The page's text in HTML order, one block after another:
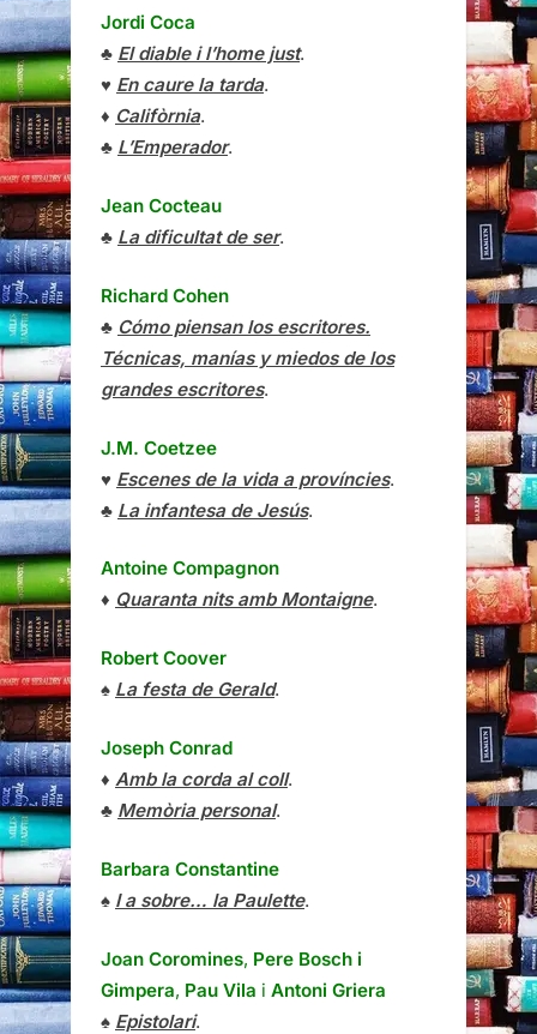
Jordi Coca
♣ El diable i l’home just.
♥ En caure la tarda.
♦ Califòrnia.
♣ L’Emperador.
Jean Cocteau
♣ La dificultat de ser.
Richard Cohen
♣ Cómo piensan los escritores.
Técnicas, manías y miedos de los
grandes escritores.
J.M. Coetzee
♥ Escenes de la vida a províncies.
♣ La infantesa de Jesús.
Antoine Compagnon
♦ Quaranta nits amb Montaigne.
Robert Coover
♠ La festa de Gerald.
Joseph Conrad
♦ Amb la corda al coll.
♣ Memòria personal.
Barbara Constantine
♠ I a sobre… la Paulette.
Joan Coromines, Pere Bosch i
Gimpera, Pau Vila i Antoni Griera
♠ Epistolari.